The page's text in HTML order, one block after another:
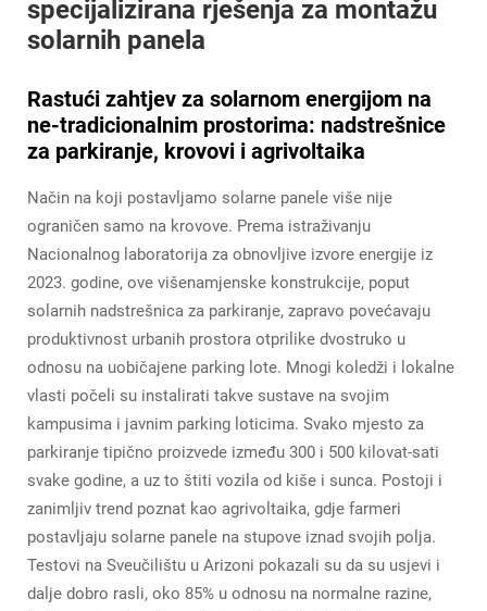
specijalizirana rješenja za montažu
solarnih panela
Rastući zahtjev za solarnom energijom na
ne-tradicionalnim prostorima: nadstrešnice
za parkiranje, krovovi i agrivoltaika
Način na koji postavljamo solarne panele više nije
ograničen samo na krovove. Prema istraživanju
Nacionalnog laboratorija za obnovljive izvore energije iz
2023. godine, ove višenamjenske konstrukcije, poput
solarnih nadstrešnica za parkiranje, zapravo povećavaju
produktivnost urbanih prostora otprilike dvostruko u
odnosu na uobičajene parking lote. Mnogi koledži i lokalne
vlasti počeli su instalirati takve sustave na svojim
kampusima i javnim parking loticima. Svako mjesto za
parkiranje tipično proizvede između 300 i 500 kilovat-sati
svake godine, a uz to štiti vozila od kiše i sunca. Postoji i
zanimljiv trend poznat kao agrivoltaika, gdje farmeri
postavljaju solarne panele na stupove iznad svojih polja.
Testovi na Sveučilištu u Arizoni pokazali su da su usjevi i
dalje dobro rasli, oko 85% u odnosu na normalne razine,